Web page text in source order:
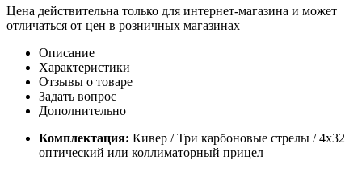
Цена действительна только для интернет-магазина и может
отличаться от цен в розничных магазинах
Описание
Характеристики
Отзывы о товаре
Задать вопрос
Дополнительно
Комплектация: Кивер / Три карбоновые стрелы / 4х32
оптический или коллиматорный прицел